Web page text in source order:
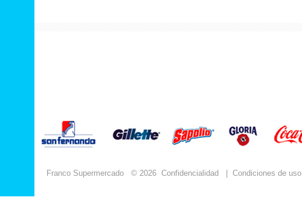
Franco Supermercado © 2026 Confidencialidad Condiciones de uso